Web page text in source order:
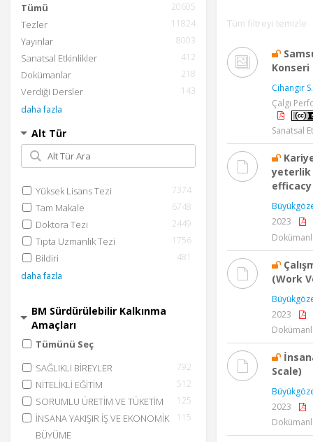
Tümü 20605
Tezler 11824
Yayınlar 8003
Sanatsal Etkinlikler 412
Dokümanlar 218
Verdiği Dersler
143
daha fazla
Alt Tür
Yüksek Lisans Tezi 7374
Tam Makale 6748
Doktora Tezi 2449
Tıpta Uzmanlık Tezi 1756
Bildiri
481
daha fazla
BM Sürdürülebilir Kalkınma
Amaçları
Tümünü Seç
SAĞLIKLI BİREYLER
792
NİTELİKLİ EĞİTİM 512
SORUMLU ÜRETİM VE TÜKETİM 125
İNSANA YAKIŞIR İŞ VE EKONOMİK
BÜYÜME
115
Tüm filtreyi temizle
Konseri
Cihangir S.
Çalgı
Sanatsal
yeterlik
efficacy
2023
(Work
2023
Scale)
2023